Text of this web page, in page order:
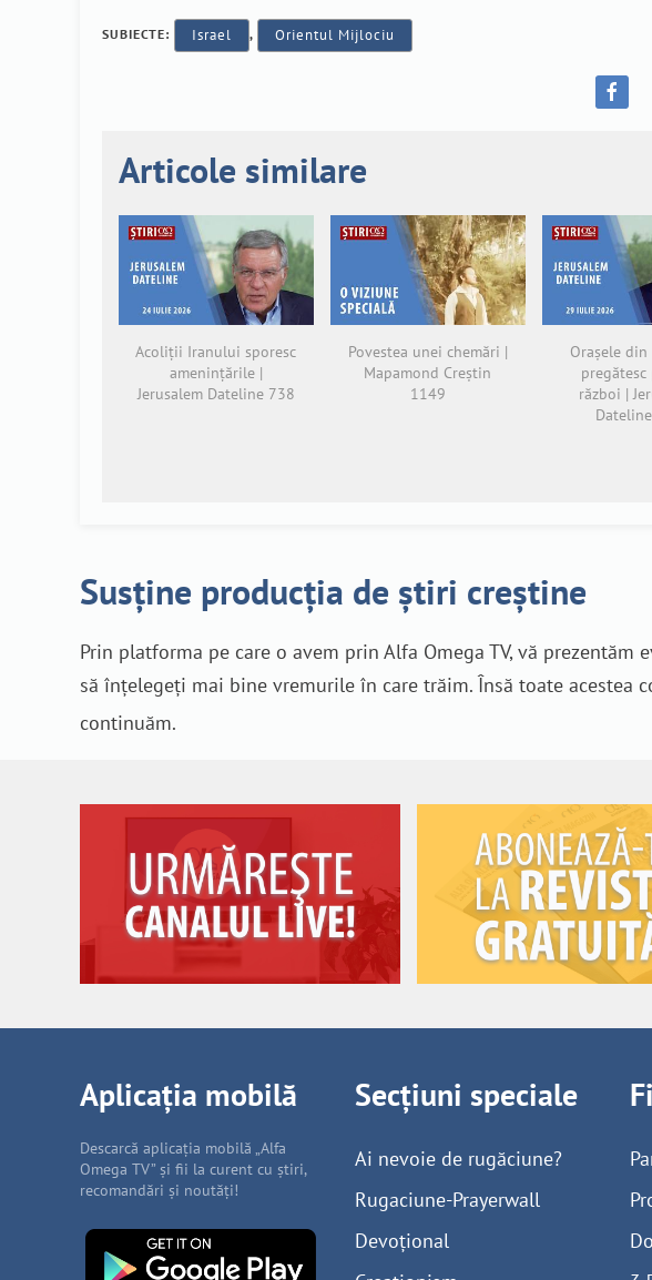
SUBIECTE: Israel , Orientul Mijlociu
Articole similare
Acoliții Iranului sporesc
amenințările |
Jerusalem Dateline 738
Povestea unei chemări |
Mapamond Creștin
1149
Orașele din
război |
Susține producția de știri creștine
Prin platforma pe care o avem prin Alfa Omega TV, vă
să înțelegeți mai bine vremurile în care trăim. Însă toate acestea
continuăm.
Aplicația mobilă
Descarcă aplicația mobilă „Alfa
Omega TV” și fii la curent cu știri,
recomandări și noutăți!
Secțiuni speciale
Ai nevoie de rugăciune?
Rugaciune-Prayerwall
Devoțional